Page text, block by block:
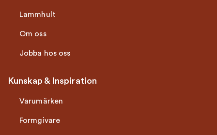
Lammhult
Om oss
Jobba hos oss
Kunskap & Inspiration
Varumärken
Formgivare